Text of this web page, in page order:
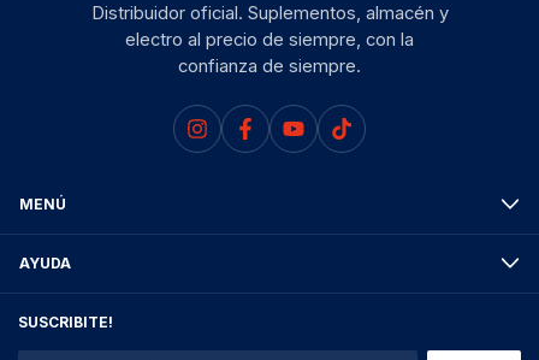
Distribuidor oficial. Suplementos, almacén y
electro al precio de siempre, con la
confianza de siempre.
MENÚ
AYUDA
SUSCRIBITE!